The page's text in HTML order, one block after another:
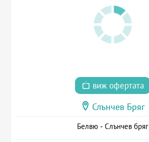
виж офертата
Слънчев Бряг
Белвю - Слънчев бряг